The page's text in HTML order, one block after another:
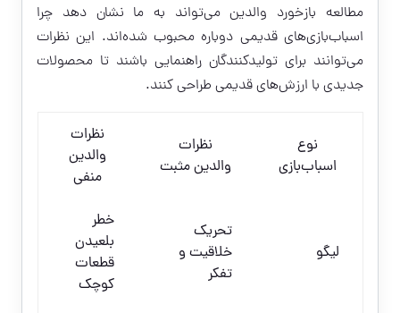
مطالعه بازخورد والدین می‌تواند به ما نشان دهد چرا
اسباب‌بازی‌های قدیمی دوباره محبوب شده‌اند. این نظرات
می‌توانند برای تولیدکنندگان راهنمایی باشند تا محصولات
جدیدی با ارزش‌های قدیمی طراحی کنند.
نوع
اسباب‌بازی
نظرات
والدین مثبت
نظرات
والدین
منفی
لیگو
تحریک
خلاقیت و
تفکر
خطر
بلعیدن
قطعات
کوچک